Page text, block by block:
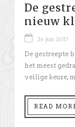
De
nieuw
26 jun 2017
De gestreepte
het meest
veilige keuze,
READ